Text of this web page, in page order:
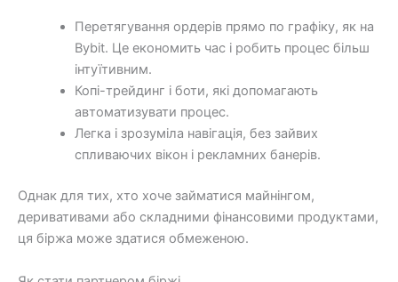
Перетягування ордерів прямо по графіку, як на
Bybit. Це економить час і робить процес більш
інтуїтивним.
Копі-трейдинг і боти, які допомагають
автоматизувати процес.
Легка і зрозуміла навігація, без зайвих
спливаючих вікон і рекламних банерів.
Однак для тих, хто хоче займатися майнінгом,
деривативами або складними фінансовими продуктами,
ця біржа може здатися обмеженою.